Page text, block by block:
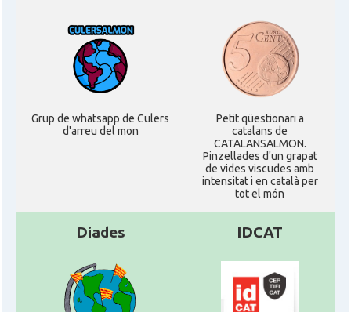
Grup de whatsapp de Culers
d'arreu del mon
Petit qüestionari a
catalans de
CATALANSALMON.
Pinzellades d'un grapat
de vides viscudes amb
intensitat i en català per
tot el món
Diades IDCAT